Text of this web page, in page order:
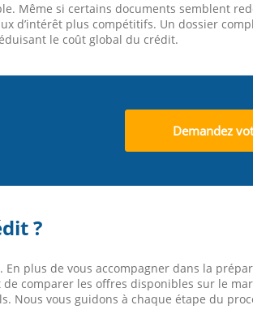
Même si certains documents semblent
d’intérêt plus compétitifs. Un dossier
le coût global du crédit.
Demandez
?
plus de vous accompagner dans la
comparer les offres disponibles sur le
Nous vous guidons à chaque étape du